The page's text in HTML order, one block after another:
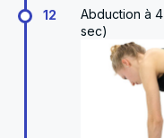
12
Abduction à
sec)